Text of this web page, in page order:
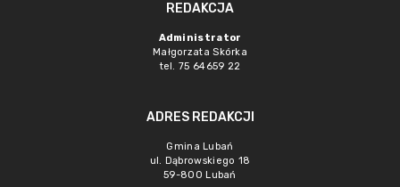
REDAKCJA
Administrator
Małgorzata Skórka
tel. 75 64659 22
ADRES REDAKCJI
Gmina Lubań
ul. Dąbrowskiego 18
59-800 Lubań